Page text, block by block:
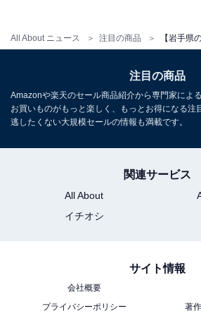
All About ニュース 注目の商品
所在地：岩手県八幡平市安比高原
約20分/安比高原駅より無料送迎あり
予約制）
※料金は公式Webサイト参考価格
チェックアウト：10:00
※プランにより時間が異なる可能性
注目の商品
Amazonや楽天のセール商品紹介から専門家によ
お買いものがもっと楽しく、もっとお得になる注
逃したくない大規模セールの情報も満載です。
関連サービス
All About
イチオシ
サイト情報
会社概要
プライバシーポリシー
著